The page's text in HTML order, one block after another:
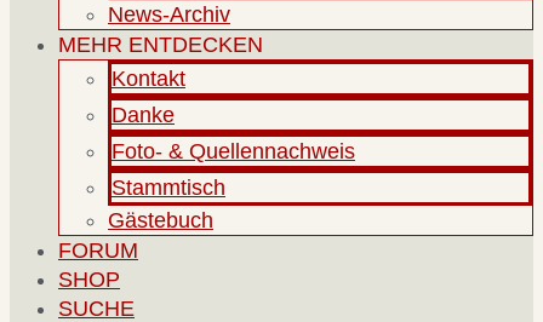
News-Archiv
MEHR ENTDECKEN
Kontakt
Danke
Foto- & Quellennachweis
Stammtisch
Gästebuch
FORUM
SHOP
SUCHE